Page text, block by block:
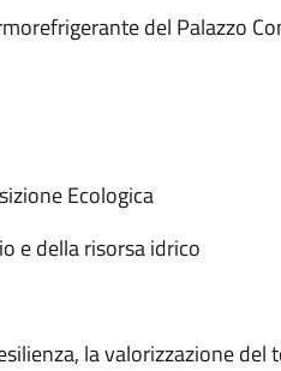
del Palazzo
Ecologica
e della risorsa idrico
la valorizzazione